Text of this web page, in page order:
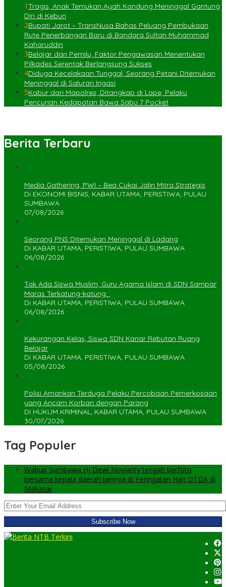
1Tragis, Anak Temukan Ayah Kandung Meninggal Gantung
Diri di Kebun
2Bupati Jarot – TransNusa Bahas Peluang Pembukaan
Rute Penerbangan Baru di Bandara Sultan Muhammad
Kaharuddin
3Belajar dari Pemilu, Faktor Pengawasan Menentukan
Pilkades Serentak Berlangsung Sukses
4Diduga Kecelakaan Tunggal, Seorang Petani Ditemukan
Meninggal di Saluran Irigasi
5Kabur dari Mapolres, Ditangkap di Lape, Pelaku
Pencurian Kedapatan Bawa Sabu 7 Pocket
Berita Terbaru
Media Gathering, PWI – Bea Cukai Jalin Mitra Strategis
Di EKONOMI BISNIS, KABAR UTAMA, PERISTIWA, PULAU
SUMBAWA
07/08/2026
Seorang PNS Ditemukan Meninggal di Ladang
Di KABAR UTAMA, PERISTIWA, PULAU SUMBAWA
06/08/2026
Tak Ada Siswa Muslim, Guru Agama Islam di SDN Sampar
Maras Terkatung-katung ‎
Di KABAR UTAMA, PERISTIWA, PULAU SUMBAWA
06/08/2026
Kekurangan Kelas, Siswa SDN Kanar Rebutan Ruang
Belajar
Di KABAR UTAMA, PERISTIWA, PULAU SUMBAWA
05/08/2026
Polisi Amankan Terduga Pelaku Percobaan Pemerkosaan
yang Ancam Korban dengan Parang
Di HUKUM KRIMINAL, KABAR UTAMA, PULAU SUMBAWA
30/07/2026
Tag Populer
Wabup Sumbawa Hj Dewi Novianty tengah berfoto
bersama kepala daerah lainnya di Peringatan Hari OTDA di
Makasar